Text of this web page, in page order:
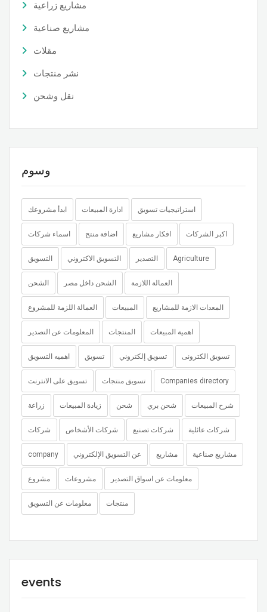
مشاريع زراعية
مشاريع صناعية
مقلات
نشر منتجات
نقل وشحن
وسوم
ابدأ مشروعك ادارة المبيعات استراتيجيات تسويق
اسماء شركات اضافة منتج افكار مشاريع اكبر الشركات
التسويق التسويق الاكتروني التصدير Agriculture
الشحن الشحن داخل مصر العمالة اللازمة
العمالة اللزمة للمشروع المبيعات المعدات الازمة للمشاريع
المعلومات عن التصدير المنتجات اهمية المبيعات
اهميه التسويق تسويق تسويق إلكتروني تسويق الكترونى
تسويق على الانترنت تسويق منتجات Companies directory
زراعة زيادة المبيعات شحن شحن بري شرح المبيعات
شركات شركات الأشخاص شركات تصنيع شركات عائلية
company عن التسويق الإلكتروني مشاريع مشاريع صناعية
مشروع مشروعات معلومات عن اسواق التصدير
معلومات عن التسويق منتجات
events